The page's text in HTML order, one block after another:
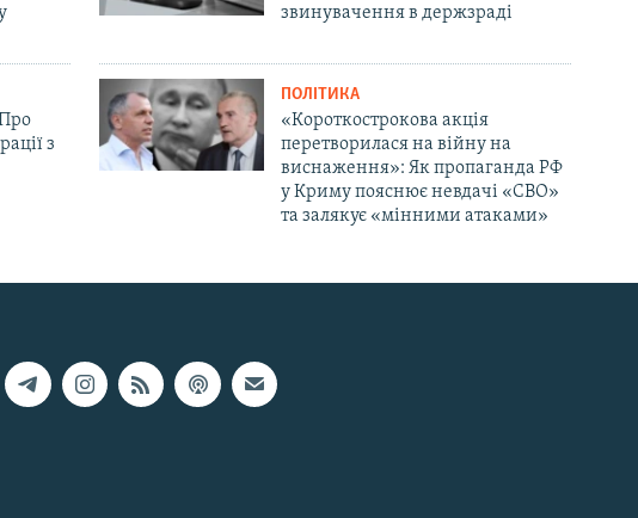
звинувачення в держзраді
з
ПОЛІТИКА
«Короткострокова акція
перетворилася на війну на
виснаження»: Як пропаганда РФ
у Криму пояснює невдачі «СВО»
та залякує «мінними атаками»